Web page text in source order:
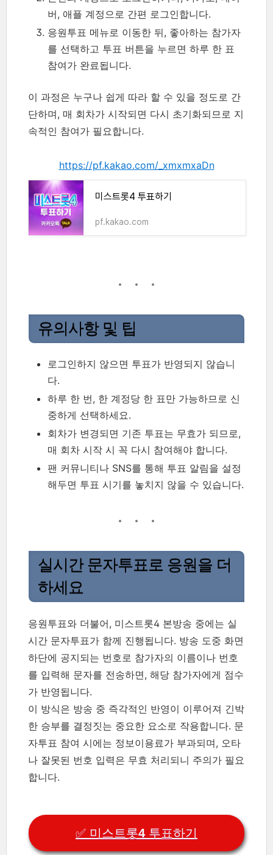
버, 애플 계정으로 간편 로그인합니다.
응원투표 메뉴로 이동한 뒤, 좋아하는 참가자
를 선택하고 투표 버튼을 누르면 하루 한 표
참여가 완료됩니다.
이 과정은 누구나 쉽게 따라 할 수 있을 정도로 간
단하며, 매 회차가 시작되면 다시 초기화되므로 지
속적인 참여가 필요합니다.
https://pf.kakao.com/_xmxmxaDn
미스트롯4 투표하기
pf.kakao.com
유의사항 및 팁
로그인하지 않으면 투표가 반영되지 않습니
다.
하루 한 번, 한 계정당 한 표만 가능하므로 신
중하게 선택하세요.
회차가 변경되면 기존 투표는 무효가 되므로,
매 회차 시작 시 꼭 다시 참여해야 합니다.
팬 커뮤니티나 SNS를 통해 투표 알림을 설정
해두면 투표 시기를 놓치지 않을 수 있습니다.
실시간 문자투표로 응원을 더
하세요
응원투표와 더불어, 미스트롯4 본방송 중에는 실
시간 문자투표가 함께 진행됩니다. 방송 도중 화면
하단에 공지되는 번호로 참가자의 이름이나 번호
를 입력해 문자를 전송하면, 해당 참가자에게 점수
가 반영됩니다.
이 방식은 방송 중 즉각적인 반영이 이루어져 긴박
한 승부를 결정짓는 중요한 요소로 작용합니다. 문
자투표 참여 시에는 정보이용료가 부과되며, 오타
나 잘못된 번호 입력은 무효 처리되니 주의가 필요
합니다.
✅ 미스트롯4 투표하기